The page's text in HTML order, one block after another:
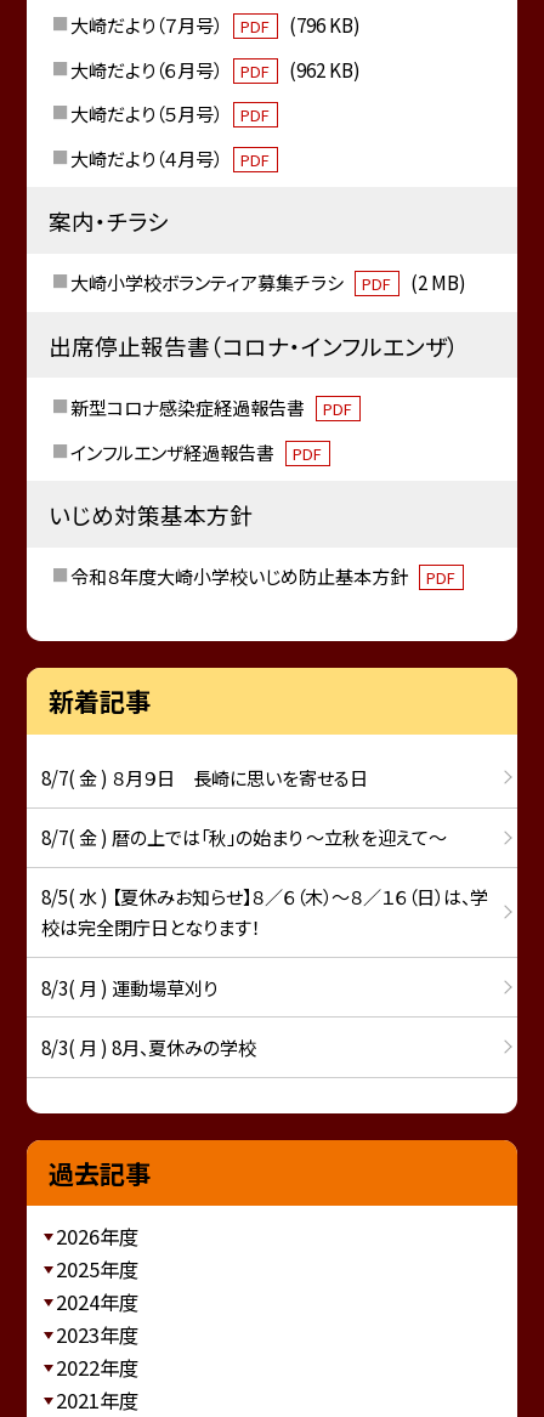
大崎だより（７月号）
PDF
(796 KB)
大崎だより（６月号）
PDF
(962 KB)
大崎だより（５月号）
PDF
大崎だより（４月号） PDF
案内・チラシ
大崎小学校ボランティア募集チラシ PDF (2 MB)
出席停止報告書（コロナ・インフルエンザ）
新型コロナ感染症経過報告書 PDF
インフルエンザ経過報告書 PDF
いじめ対策基本方針
令和８年度大崎小学校いじめ防止基本方針 PDF
新着記事
8/7( 金 ) ８月９日 長崎に思いを寄せる日
8/7( 金 ) 暦の上では「秋」の始まり ～立秋を迎えて～
8/5( 水 ) 【夏休みお知らせ】８／６（木）～８／１６（日）は、学
校は完全閉庁日となります！
8/3( 月 ) 運動場草刈り
8/3( 月 ) 8月、夏休みの学校
過去記事
2026年度
2025年度
2024年度
2023年度
2022年度
2021年度